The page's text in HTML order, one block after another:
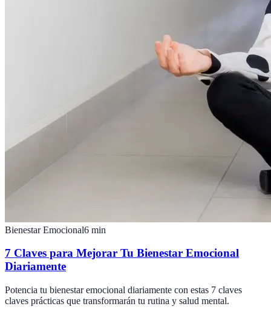
Bienestar Emocional6 min
7 Claves para Mejorar Tu Bienestar Emocional
Diariamente
Potencia tu bienestar emocional diariamente con estas 7 claves
claves prácticas que transformarán tu rutina y salud mental.